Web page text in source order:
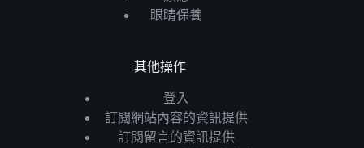
眼睛保養
其他操作
登入
訂閱網站內容的資訊提供
訂閱留言的資訊提供